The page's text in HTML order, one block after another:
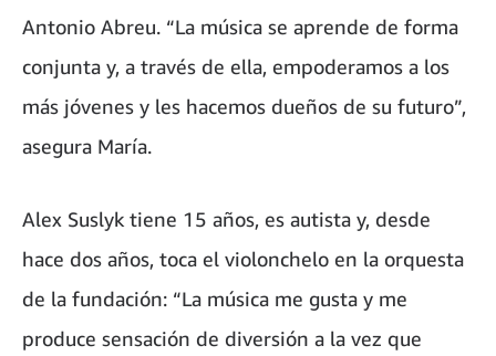
Antonio Abreu. “La música se aprende de forma
conjunta y, a través de ella, empoderamos a los
más jóvenes y les hacemos dueños de su futuro”,
asegura María.
Alex Suslyk tiene 15 años, es autista y, desde
hace dos años, toca el violonchelo en la orquesta
de la fundación: “La música me gusta y me
produce sensación de diversión a la vez que